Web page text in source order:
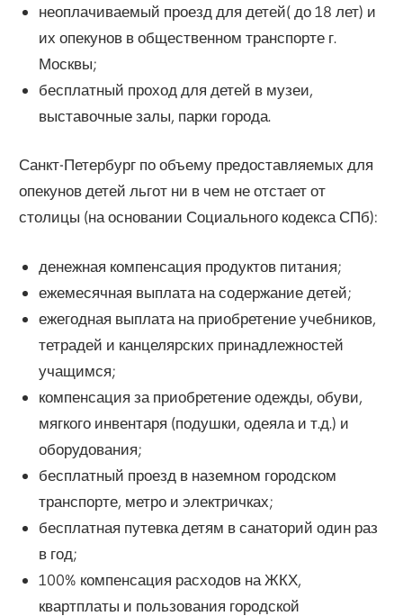
неоплачиваемый проезд для детей( до 18 лет) и
их опекунов в общественном транспорте г.
Москвы;
бесплатный проход для детей в музеи,
выставочные залы, парки города.
Санкт-Петербург по объему предоставляемых для
опекунов детей льгот ни в чем не отстает от
столицы (на основании Социального кодекса СПб):
денежная компенсация продуктов питания;
ежемесячная выплата на содержание детей;
ежегодная выплата на приобретение учебников,
тетрадей и канцелярских принадлежностей
учащимся;
компенсация за приобретение одежды, обуви,
мягкого инвентаря (подушки, одеяла и т.д.) и
оборудования;
бесплатный проезд в наземном городском
транспорте, метро и электричках;
бесплатная путевка детям в санаторий один раз
в год;
100% компенсация расходов на ЖКХ,
квартплаты и пользования городской